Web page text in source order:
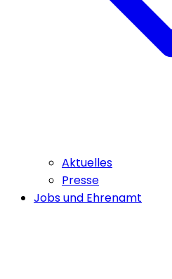
Aktuelles
Presse
Jobs und Ehrenamt